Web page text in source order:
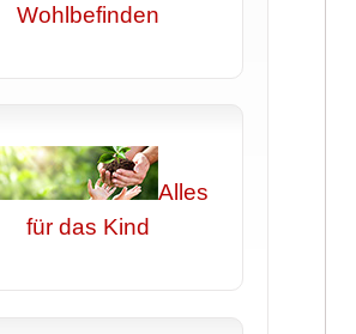
Wohlbefinden
Alles
für das Kind